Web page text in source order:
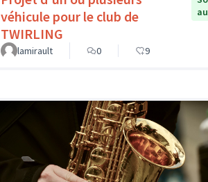
véhicule pour le club de
TWIRLING
lamirault 0 9